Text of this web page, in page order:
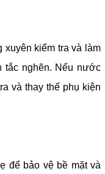
kiểm tra và làm
tắc nghẽn. Nếu nước
và thay thế phụ kiện
để bảo vệ bề mặt và